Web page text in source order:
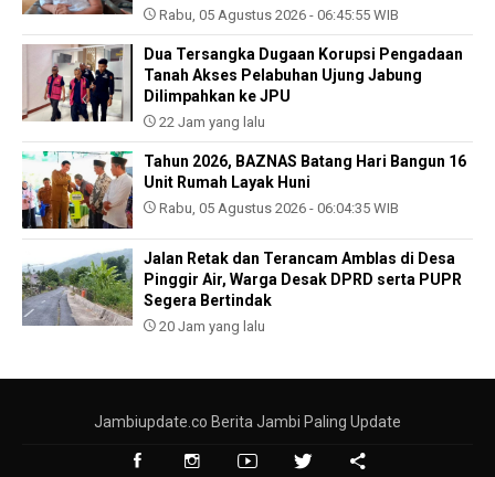
Rabu, 05 Agustus 2026 - 06:45:55 WIB
Dua Tersangka Dugaan Korupsi Pengadaan
Tanah Akses Pelabuhan Ujung Jabung
Dilimpahkan ke JPU
22 Jam yang lalu
Tahun 2026, BAZNAS Batang Hari Bangun 16
Unit Rumah Layak Huni
Rabu, 05 Agustus 2026 - 06:04:35 WIB
Jalan Retak dan Terancam Amblas di Desa
Pinggir Air, Warga Desak DPRD serta PUPR
Segera Bertindak
20 Jam yang lalu
Jambiupdate.co Berita Jambi Paling Update